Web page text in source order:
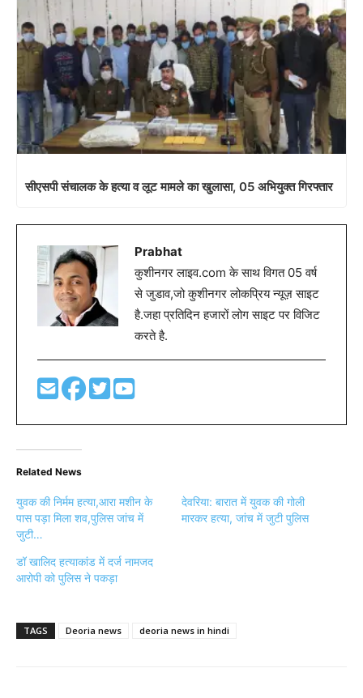
सीएसपी संचालक के हत्या व लूट मामले का खुलासा, 05 अभियुक्त गिरफ्तार
Prabhat
कुशीनगर लाइव.com के साथ विगत 05 वर्ष
से जुडाव,जो कुशीनगर लोकप्रिय न्यूज़ साइट
है.जहा प्रतिदिन हजारों लोग साइट पर विजिट
करते है.
Related News
युवक की निर्मम हत्या,आरा मशीन के
पास पड़ा मिला शव,पुलिस जांच में
जुटी…
देवरिया: बारात में युवक की गोली
मारकर हत्या, जांच में जुटी पुलिस
डॉ खालिद हत्याकांड में दर्ज नामजद
आरोपी को पुलिस ने पकड़ा
TAGS Deoria news deoria news in hindi